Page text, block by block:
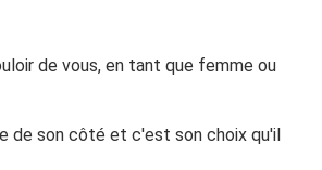
.
des SMS pour prendre des
d'être là pour les
d'être la pr le petit , ce qui paraît
l'extérieur.
de vous, en tant que femme ou
de son côté et c'est son choix qu'il